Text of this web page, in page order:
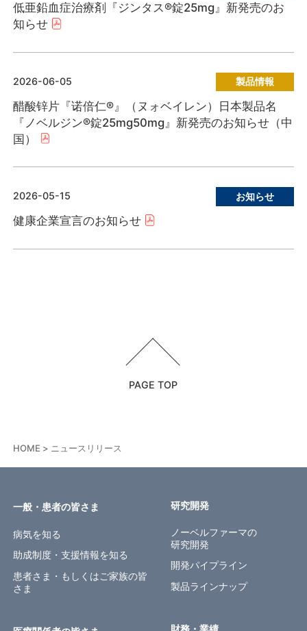
低亜鉛血症治療剤『ジンタス®錠25mg』新発売のお
知らせ
2026-06-05 製品情報
醋酸锌片『诺倍仁®』（ヌォベイレン）日本製品名
『ノベルジン®錠25mg50mg』新発売のお知らせ（中
国）
2026-05-15 お知らせ
健康企業宣言のお知らせ
PAGE TOP
HOME ニュースリリース
一般・患者の皆さま
病気を知る
助成制度・支援情報を知る
患者さま・もしくはご家族の皆
さま
研究開発
ノーベルファーマの
研究開発
開発パイプライン
製品ラインナップ